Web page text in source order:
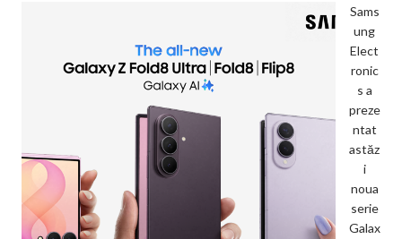
Sams
ung
Elect
ronic
s a
preze
ntat
astăz
i
noua
serie
Galax